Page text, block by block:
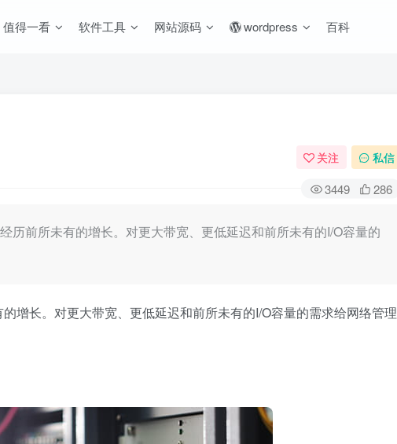
值得一看 软件工具 网站源码 wordpress 百科
关注 私信
3449 286
历前所未有的增长。对更大带宽、更低延迟和前所未有的I/O容量的
增长。对更大带宽、更低延迟和前所未有的I/O容量的需求给网络管理